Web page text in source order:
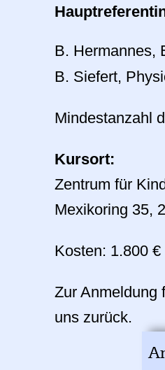
B. Hermannes,
B. Siefert,
Mindestanzahl
Kursort:
Zentrum für
Mexikoring 35,
Kosten: 1.800 €
Zur Anmeldung
uns zurück.